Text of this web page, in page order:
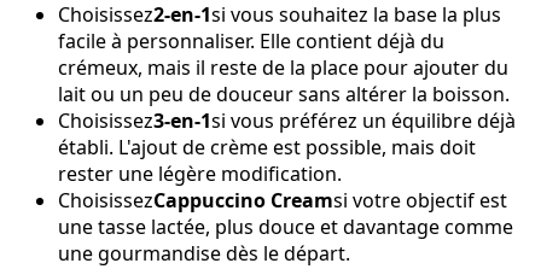
Choisissez2-en-1si vous souhaitez la base la plus
facile à personnaliser. Elle contient déjà du
crémeux, mais il reste de la place pour ajouter du
lait ou un peu de douceur sans altérer la boisson.
Choisissez3-en-1si vous préférez un équilibre déjà
établi. L'ajout de crème est possible, mais doit
rester une légère modification.
ChoisissezCappuccino Creamsi votre objectif est
une tasse lactée, plus douce et davantage comme
une gourmandise dès le départ.